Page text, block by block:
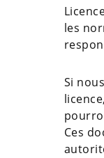
les
Si
Ces